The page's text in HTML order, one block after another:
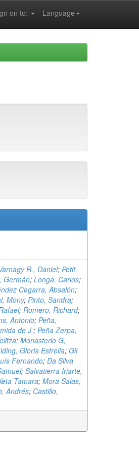
Language
on to:
R., Daniel; Petit,
Germán; Longa, Carlos;
Cegarra, Absalón;
Mony; Pinto, Sandra;
; Romero, Richard;
Antonio; Peña,
de J.; Peña Zerpa,
; Monasterio G,
Gloria Estrella; Gil
Fernando; Da Silva
; Salvatierra Iriarte,
Tamara; Mora Salas,
Andrés; Castillo,